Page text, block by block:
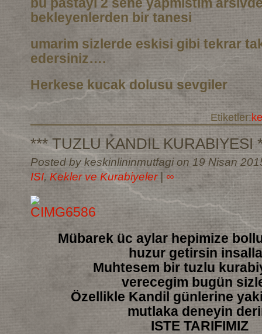
bekleyenlerden bir tanesi
umarim sizlerde eskisi gibi tekrar
edersiniz….
Herkese kucak dolusu sevgiler
Etiketler:
*** TUZLU KANDIL KURABIYESI
Posted by keskinlininmutfagi on 19 Nisan
ISI, Kekler ve Kurabiyeler ∞
Mübarek üc aylar hepimize
huzur getirsin
Muhtesem bir tuzlu
verecegim bugün
Özellikle Kandil günlerine
mutlaka deneyin
ISTE TARIFIMIZ